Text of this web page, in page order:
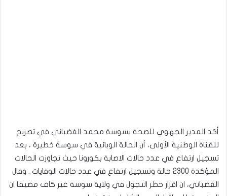
أكد المدير الجهوي للصحة بسوسة محمد الغضباني في تصريح
للقناة الوطنية الأولى، أن الحالة الوبائية في سوسة خطيرة ، بعد
تسجيل ارتفاع في عدد حالات الاصابة بكورونا حيث تجاوزت الحالات
المؤكدة 2300 حالة وتسجيل ارتفاع في عدد حالات الوفايات . وقال
الغضباني، ان اقرار حظر التجول في ولاية سوسة غير كاف مضيفا ان